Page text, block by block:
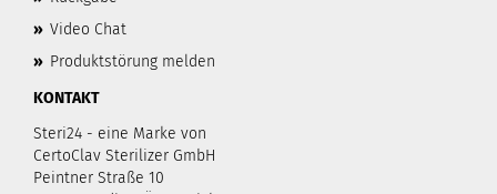
» Video Chat
» Produktstörung melden
KONTAKT
Steri24 - eine Marke von
CertoClav Sterilizer GmbH
Peintner Straße 10